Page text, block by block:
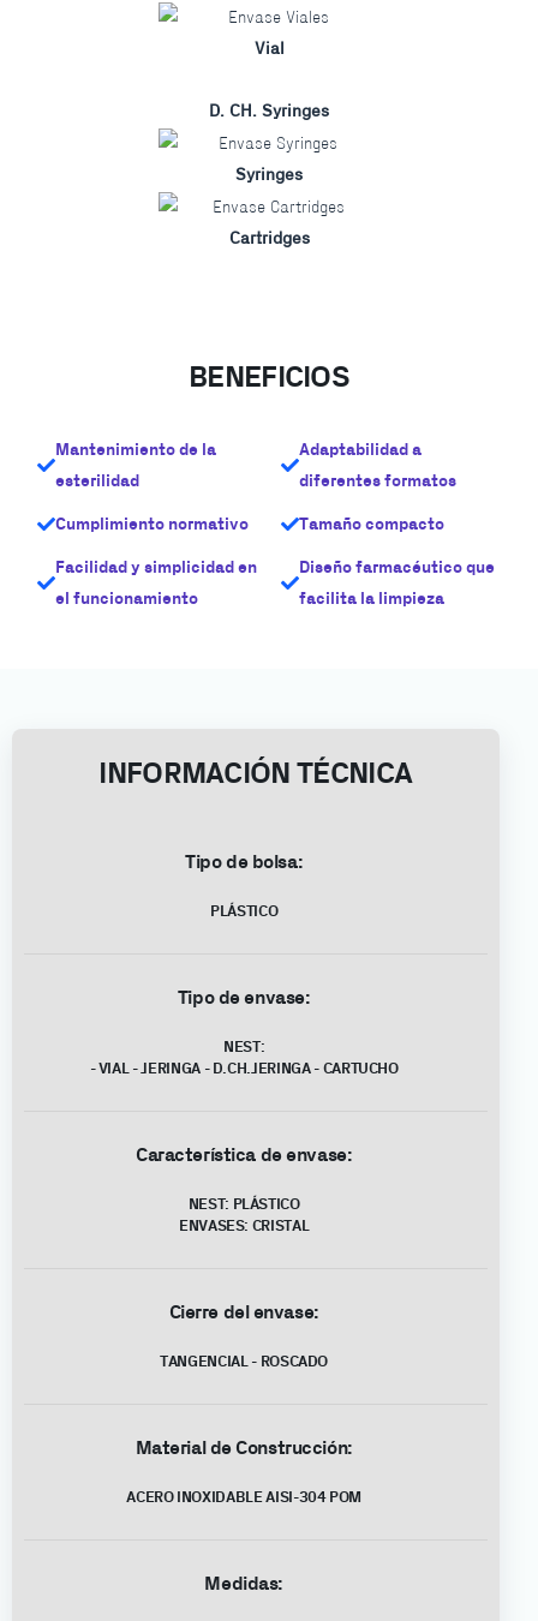
Vial
D. CH. Syringes
Syringes
Cartridges
BENEFICIOS
Mantenimiento de la
esterilidad
Cumplimiento normativo
Facilidad y simplicidad en
el funcionamiento
Adaptabilidad a
diferentes formatos
Tamaño compacto
Diseño farmacéutico que
facilita la limpieza
INFORMACIÓN TÉCNICA
Tipo de bolsa:
PLÁSTICO
Tipo de envase:
NEST:
- VIAL - JERINGA - D.CH.JERINGA - CARTUCHO
Característica de envase:
NEST: PLÁSTICO
ENVASES: CRISTAL
Cierre del envase:
TANGENCIAL - ROSCADO
Material de Construcción:
ACERO INOXIDABLE AISI-304 POM
Medidas: